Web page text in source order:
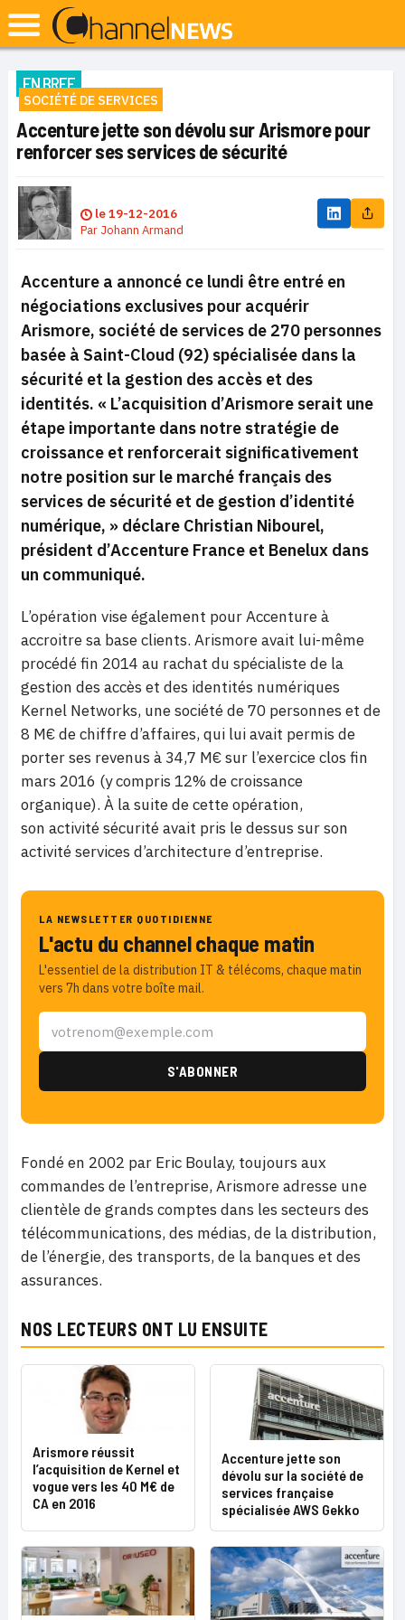
EN BREF
SOCIÉTÉ DE SERVICES
Accenture jette son dévolu sur Arismore pour
renforcer ses services de sécurité
le19-12-2016
Par Johann Armand
Accenture a annoncé ce lundi être entré en
négociations exclusives pour acquérir
Arismore, société de services de 270 personnes
basée à Saint-Cloud (92) spécialisée dans la
sécurité et la gestion des accès et des
identités. « L’acquisition d’Arismore serait une
étape importante dans notre stratégie de
croissance et renforcerait significativement
notre position sur le marché français des
services de sécurité et de gestion d’identité
numérique, » déclare Christian Nibourel,
président d’Accenture France et Benelux dans
un communiqué.
L’opération vise également pour Accenture à
accroitre sa base clients. Arismore avait lui-même
procédé fin 2014 au rachat du spécialiste de la
gestion des accès et des identités numériques
Kernel Networks, une société de 70 personnes et de
8 M€ de chiffre d’affaires, qui lui avait permis de
porter ses revenus à 34,7 M€ sur l’exercice clos fin
mars 2016 (y compris 12% de croissance
organique). À la suite de cette opération,
son activité sécurité avait pris le dessus sur son
activité services d’architecture d’entreprise.
LA NEWSLETTER QUOTIDIENNE
L'actu du channel chaque matin
L'essentiel de la distribution IT & télécoms, chaque matin
vers 7h dans votre boîte mail.
Fondé en 2002 par Eric Boulay, toujours aux
commandes de l’entreprise, Arismore adresse une
clientèle de grands comptes dans les secteurs des
télécommunications, des médias, de la distribution,
de l’énergie, des transports, de la banques et des
assurances.
NOS LECTEURS ONT LU ENSUITE
Arismore réussit
l’acquisition de Kernel et
vogue vers les 40 M€ de
CA en 2016
Accenture jette son
dévolu sur la société de
services française
spécialisée AWS Gekko